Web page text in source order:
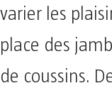
varier les
place des
de coussins.